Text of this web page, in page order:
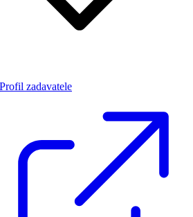
Profil zadavatele